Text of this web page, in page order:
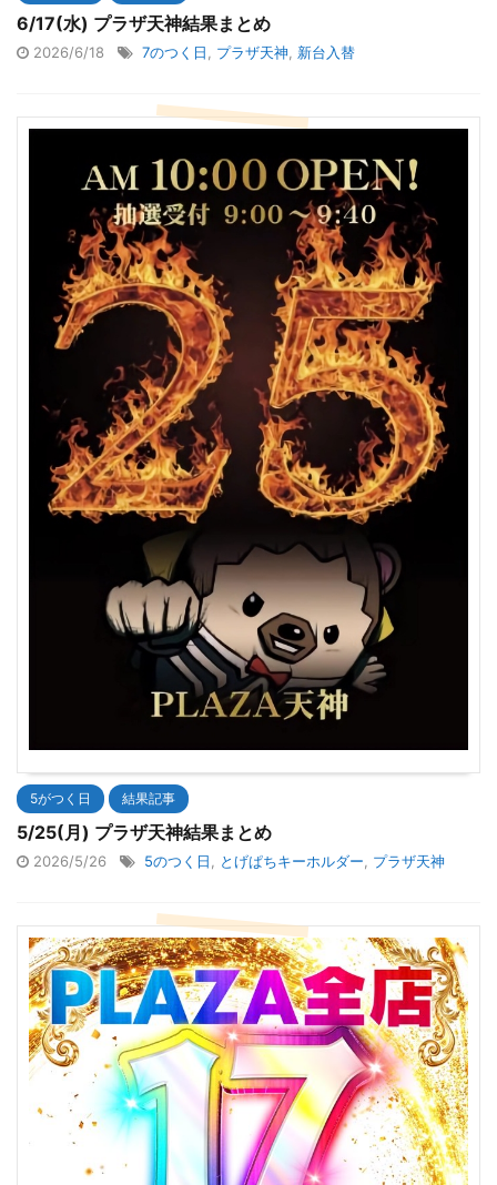
6/17(水) プラザ天神結果まとめ
2026/6/18 7のつく日, プラザ天神, 新台入替
5がつく日 結果記事
5/25(月) プラザ天神結果まとめ
2026/5/26 5のつく日, とげぱちキーホルダー, プラザ天神